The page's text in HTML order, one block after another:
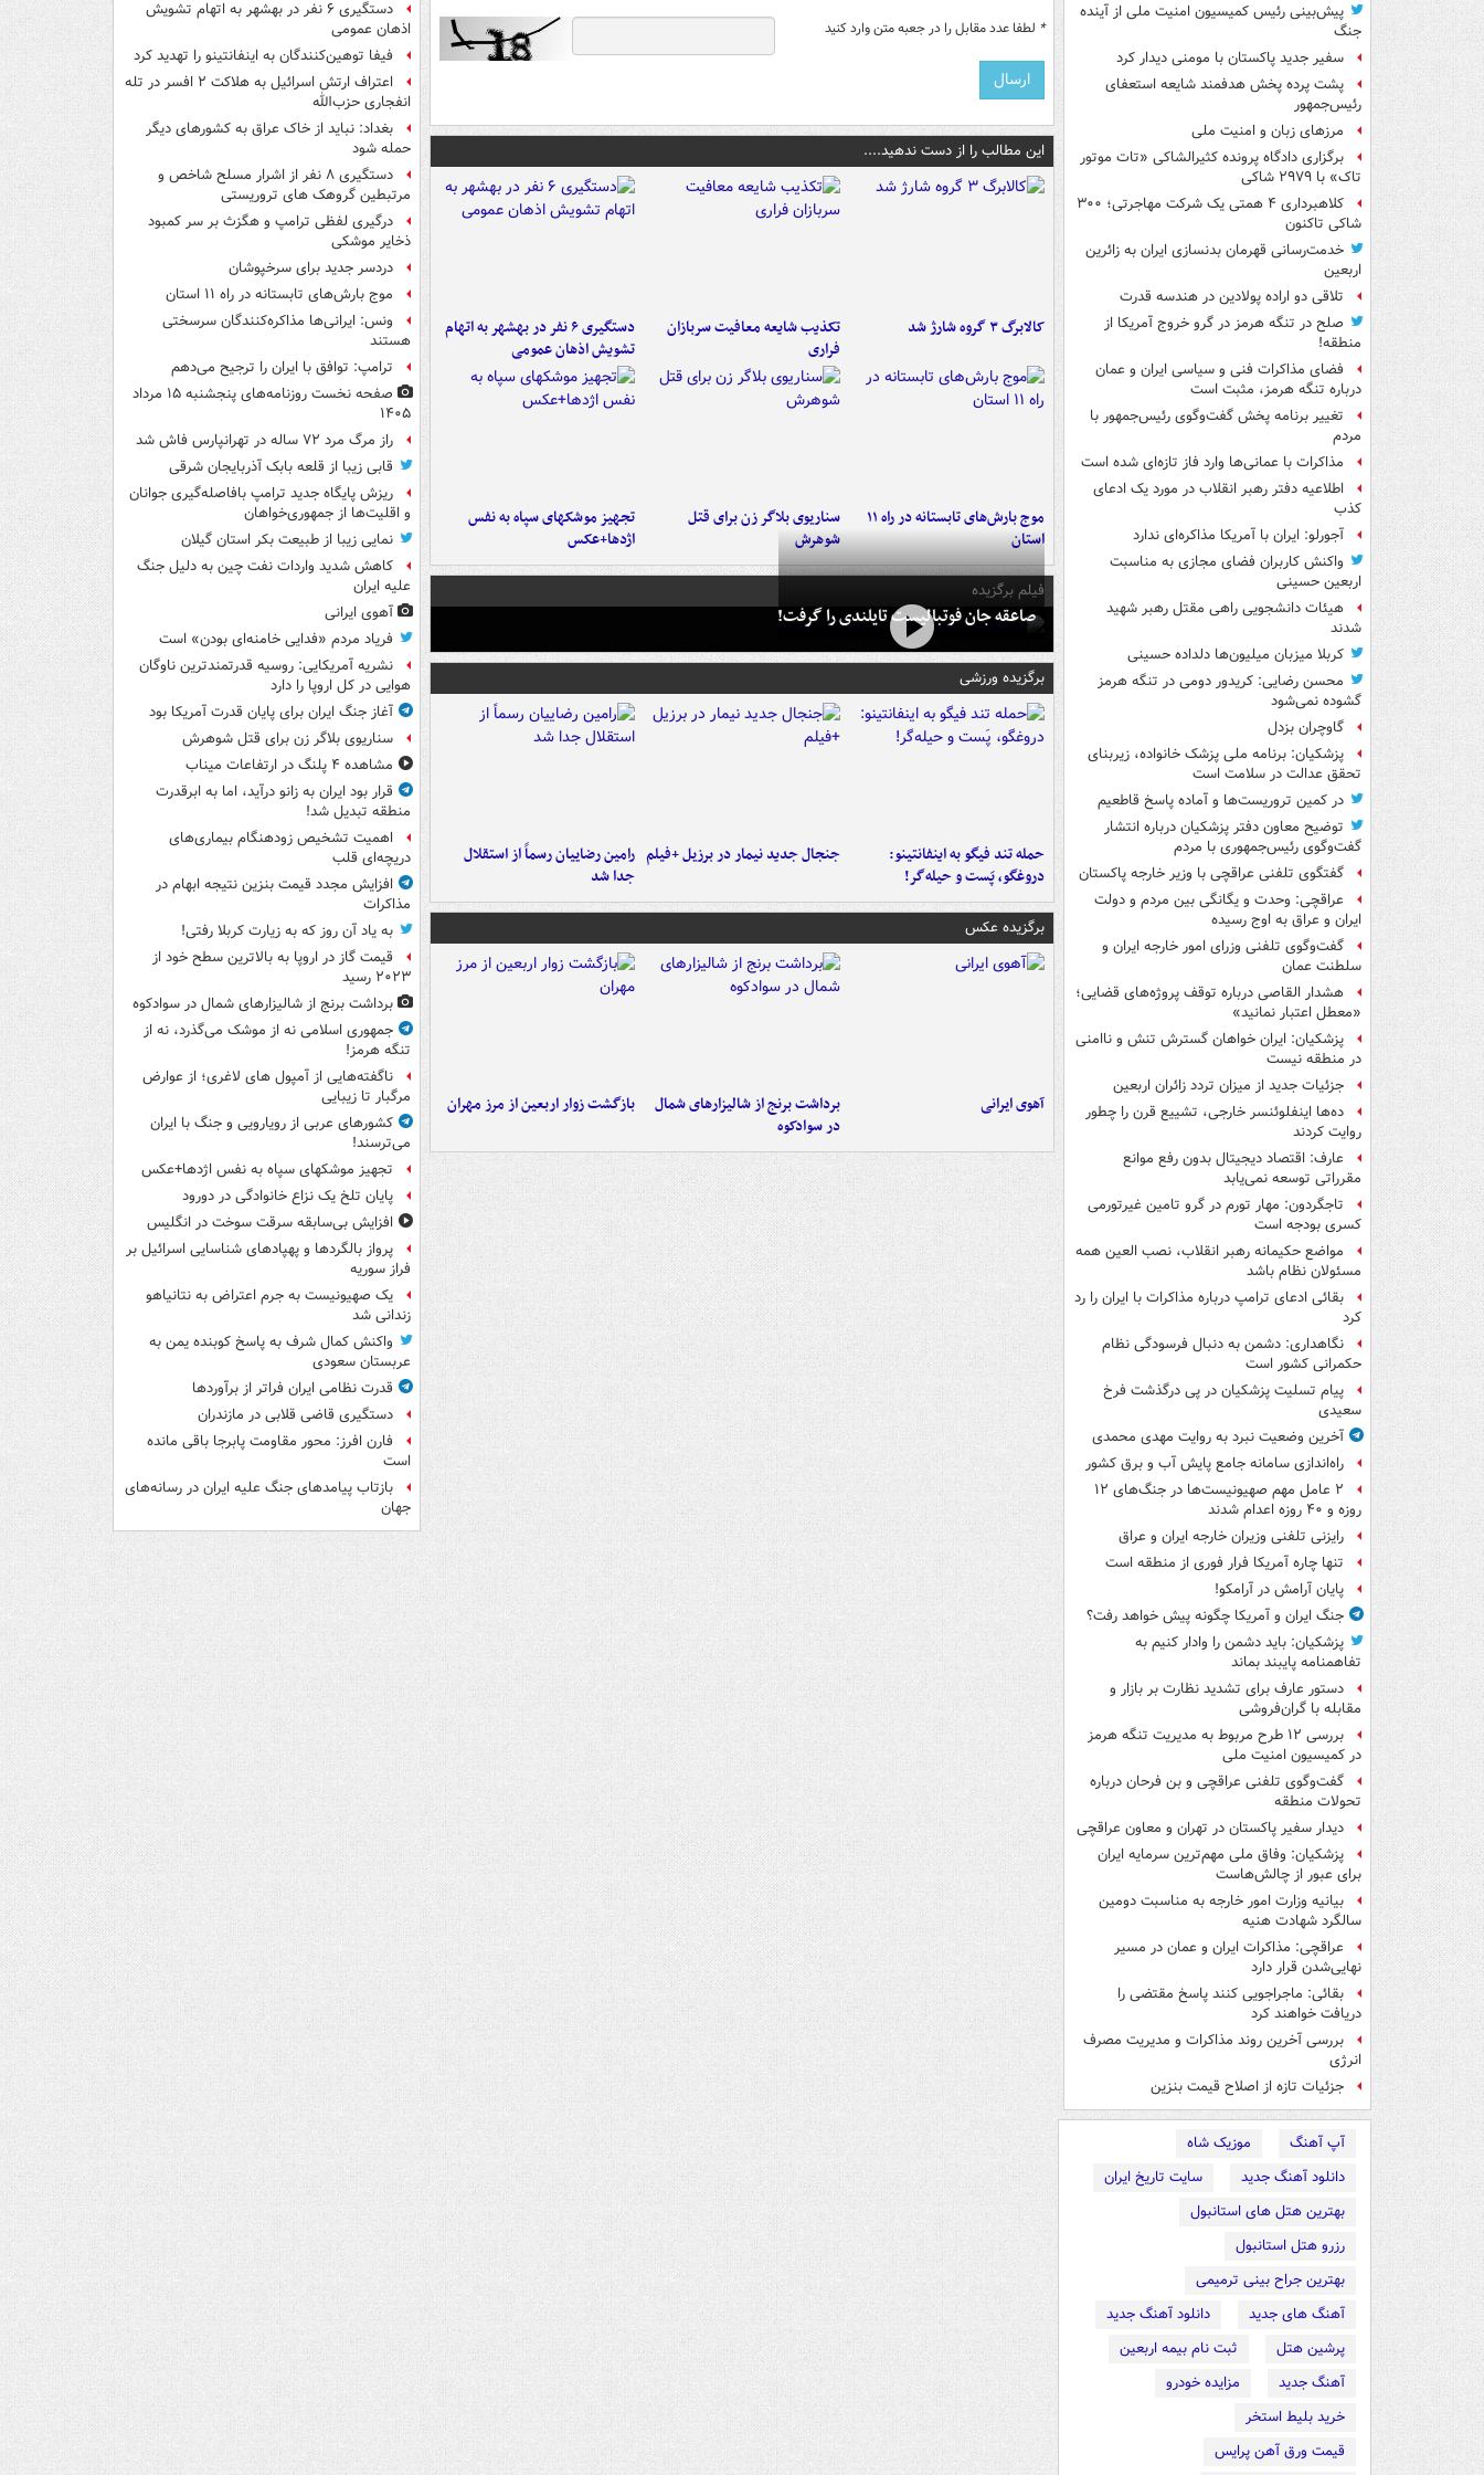
پیش‌بینی رئیس کمیسیون امنیت ملی از آینده
جنگ
سفیر جدید پاکستان با مومنی دیدار کرد
پشت پرده پخش هدفمند شایعه استعفای
رئیس‌جمهور
مرزهای زبان و امنیت ملی
برگزاری دادگاه پرونده کثیرالشاکی «تات موتور
تاک» با ۲۹۷۹ شاکی
کلاهبرداری ۴ همتی یک شرکت مهاجرتی؛ ۳۰۰
شاکی تاکنون
خدمت‌رسانی قهرمان بدنسازی ایران به زائرین
اربعین
تلاقی دو اراده پولادین در هندسه قدرت
صلح در تنگه هرمز در گرو خروج آمریکا از
منطقه!
فضای مذاکرات فنی و سیاسی ایران و عمان
درباره تنگه هرمز، مثبت است
تغییر برنامه پخش گفت‌وگوی رئیس‌جمهور با
مردم
مذاکرات با عمانی‌ها وارد فاز تازه‌ای شده است
اطلاعیه دفتر رهبر انقلاب در مورد یک ادعای
کذب
آجورلو: ایران با آمریکا مذاکره‌ای ندارد
واکنش کاربران فضای مجازی به مناسبت
اربعین حسینی
هیئات دانشجویی راهی مقتل رهبر شهید
شدند
کربلا میزبان میلیون‌ها دلداده حسینی
محسن رضایی: کریدور دومی در تنگه هرمز
گشوده نمی‌شود
گاوچران بزدل
پزشکیان: برنامه ملی پزشک خانواده، زیربنای
تحقق عدالت در سلامت است
در کمین تروریست‌ها و آماده پاسخ قاطعیم
توضیح معاون دفتر پزشکیان درباره انتشار
گفت‌وگوی رئیس‌جمهوری با مردم
گفتگوی تلفنی عراقچی با وزیر خارجه پاکستان
عراقچی: وحدت و یگانگی بین مردم و دولت
ایران و عراق به اوج رسیده
گفت‌وگوی تلفنی وزرای امور خارجه ایران و
سلطنت عمان
هشدار القاصی درباره توقف پروژه‌های قضایی؛
«معطل اعتبار نمانید»
پزشکیان: ایران خواهان گسترش تنش و ناامنی
در منطقه نیست
جزئیات جدید از میزان تردد زائران اربعین
ده‌ها اینفلوئنسر خارجی، تشییع قرن را چطور
روایت کردند
عارف: اقتصاد دیجیتال بدون رفع موانع
مقرراتی توسعه نمی‌یابد
تاجگردون: مهار تورم در گرو تامین غیرتورمی
کسری بودجه است
مواضع حکیمانه رهبر انقلاب، نصب العین همه
مسئولان نظام باشد
بقائی ادعای ترامپ درباره مذاکرات با ایران را رد
کرد
نگاهداری: دشمن به دنبال فرسودگی نظام
حکمرانی کشور است
پیام تسلیت پزشکیان در پی درگذشت فرخ
سعیدی
آخرین وضعیت نبرد به روایت مهدی محمدی
راه‌اندازی سامانه جامع پایش آب و برق کشور
۲ عامل مهم صهیونیست‌ها در جنگ‌های ۱۲
روزه و ۴۰ روزه اعدام شدند
رایزنی تلفنی وزیران خارجه ایران و عراق
تنها چاره آمریکا فرار فوری از منطقه است
پایان آرامش در آرامکو!
جنگ ایران و آمریکا چگونه پیش خواهد رفت؟
پزشکیان: باید دشمن را وادار کنیم به
تفاهم‎نامه پایبند بماند
دستور عارف برای تشدید نظارت بر بازار و
مقابله با گران‌فروشی
بررسی ۱۲ طرح مربوط به مدیریت تنگه هرمز
در کمیسیون امنیت ملی
گفت‌وگوی تلفنی عراقچی و بن فرحان درباره
تحولات منطقه
دیدار سفیر پاکستان در تهران و معاون عراقچی
پزشکیان: وفاق ملی مهم‌ترین سرمایه ایران
برای عبور از چالش‌هاست
بیانیه وزارت امور خارجه به مناسبت دومین
سالگرد شهادت هنیه
عراقچی: مذاکرات ایران و عمان در مسیر
نهایی‌شدن قرار دارد
بقائی: ماجراجویی کنند پاسخ مقتضی را
دریافت خواهند کرد
بررسی آخرین روند مذاکرات و مدیریت مصرف
انرژی
جزئیات تازه از اصلاح قیمت بنزین
آپ آهنگ
موزیک شاه
دانلود آهنگ جدید
سایت تاریخ ایران
بهترین هتل های استانبول
رزرو هتل استانبول
بهترین جراح بینی ترمیمی
آهنگ های جدید
دانلود آهنگ جدید
پرشین هتل
ثبت نام بیمه اربعین
آهنگ جدید
مزایده خودرو
خرید بلیط استخر
قیمت ورق آهن پرایس
* لطفا عدد مقابل را در جعبه متن وارد کنید
این مطالب را از دست ندهید....
کالابرگ ۳ گروه شارژ شد
تکذیب شایعه معافیت سربازان
فراری
دستگیری ۶ نفر در بهشهر به اتهام
تشویش اذهان عمومی
موج بارش‌های تابستانه در راه ۱۱
استان
سناریوی بلاگر زن برای قتل
شوهرش
تجهیز موشکهای سپاه به نفس
اژدها+عکس
فیلم برگزیده
صاعقه جان فوتبالیست تایلندی را گرفت!
برگزیده ورزشی
حمله تند فیگو به اینفانتینو:
دروغگو، پَست‌ و حیله‌گر!
جنجال جدید نیمار در برزیل +فیلم رامین رضاییان رسماً از استقلال
جدا شد
برگزیده عکس
آهوی ایرانی
برداشت برنج از شالیزارهای شمال
در سوادکوه
بازگشت زوار اربعین از مرز مهران
دستگیری ۶ نفر در بهشهر به اتهام تشویش
اذهان عمومی
فیفا توهین‌کنندگان به اینفانتینو را تهدید کرد
اعتراف ارتش اسرائیل به هلاکت ۲ افسر در تله
انفجاری حزب‌الله
بغداد: نباید از خاک عراق به کشورهای دیگر
حمله شود
دستگیری ۸ نفر از اشرار مسلح شاخص و
مرتبطین گروهک های تروریستی
درگیری لفظی ترامپ و هگزث بر سر کمبود
ذخایر موشکی
دردسر جدید برای سرخپوشان
موج بارش‌های تابستانه در راه ۱۱ استان
ونس: ایرانی‌ها مذاکره‌کنندگان سرسختی
هستند
ترامپ: توافق با ایران را ترجیح می‌دهم
صفحه نخست روزنامه‌های پنجشنبه ۱۵ مرداد
۱۴۰۵
راز مرگ مرد ۷۲ ساله در تهرانپارس فاش شد
قابی زیبا از قلعه بابک آذربایجان شرقی
ریزش پایگاه جدید ترامپ بافاصله‌گیری جوانان
و اقلیت‌ها از جمهوری‌خواهان
نمایی زیبا از طبیعت بکر استان گیلان
کاهش شدید واردات نفت چین به دلیل جنگ
علیه ایران
آهوی ایرانی
فریاد مردم «فدایی خامنه‌ای بودن» است
نشریه آمریکایی: روسیه قدرتمندترین ناوگان
هوایی در کل اروپا را دارد
آغاز جنگ ایران برای پایان قدرت آمریکا بود
سناریوی بلاگر زن برای قتل شوهرش
مشاهده ۴ پلنگ در ارتفاعات میناب
قرار بود ایران به زانو درآید، اما به ابرقدرت
منطقه تبدیل شد!
اهمیت تشخیص زودهنگام بیماری‌های
دریچه‌ای قلب
افزایش مجدد قیمت بنزین نتیجه ابهام در
مذاکرات
به یاد آن روز که به زیارت کربلا رفتی!
قیمت گاز در اروپا به بالاترین سطح خود از
۲۰۲۳ رسید
برداشت برنج از شالیزارهای شمال در سوادکوه
جمهوری اسلامی نه از موشک می‌گذرد، نه از
تنگه هرمز!
ناگفته‌هایی از آمپول های لاغری؛ از عوارض
مرگبار تا زیبایی
کشورهای عربی از رویارویی و جنگ با ایران
می‌ترسند!
تجهیز موشکهای سپاه به نفس اژدها+عکس
پایان تلخ یک نزاع خانوادگی در دورود
افزایش بی‌سابقه سرقت سوخت در انگلیس
پرواز بالگردها و پهپادهای شناسایی اسرائیل بر
فراز سوریه
یک صهیونیست به جرم اعتراض به نتانیاهو
زندانی شد
واکنش کمال شرف به پاسخ کوبنده یمن به
عربستان سعودی
قدرت نظامی ایران فراتر از برآوردها
دستگیری قاضی قلابی در مازندران
فارن افرز: محور مقاومت پابرجا باقی مانده
است
بازتاب پیامدهای جنگ علیه ایران در رسانه‌های
جهان